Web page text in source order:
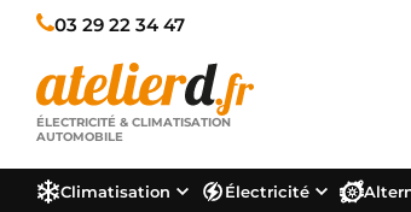
03 29 22 34 47
ÉLECTRICITÉ & CLIMATISATION
AUTOMOBILE
Climatisation Électricité